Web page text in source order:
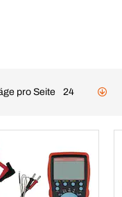
pro Seite 24